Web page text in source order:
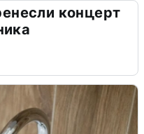
концерт